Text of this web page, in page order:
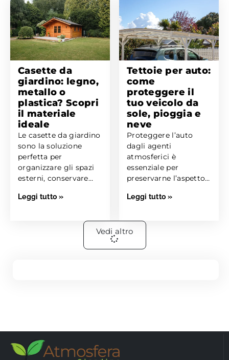
Casette da
giardino: legno,
metallo o
plastica? Scopri
il materiale
ideale
Le casette da giardino
sono la soluzione
perfetta per
organizzare gli spazi
esterni, conservare
persino creare...
Leggi tutto »
Tettoie per auto:
come
proteggere il
tuo veicolo da
sole, pioggia e
neve
Proteggere l’auto
dagli agenti
atmosferici è
essenziale per
preservarne l’aspetto
per auto è una
Leggi tutto »
Vedi altro